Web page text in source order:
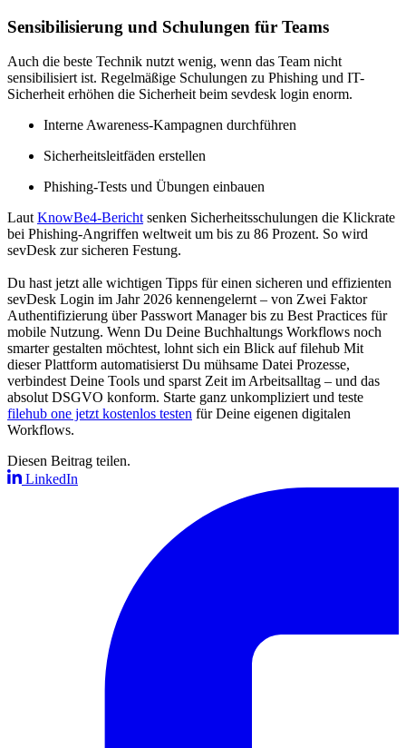
Sensibilisierung und Schulungen für Teams
Auch die beste Technik nutzt wenig, wenn das Team nicht
sensibilisiert ist. Regelmäßige Schulungen zu Phishing und IT-
Sicherheit erhöhen die Sicherheit beim sevdesk login enorm.
Interne Awareness-Kampagnen durchführen
Sicherheitsleitfäden erstellen
Phishing-Tests und Übungen einbauen
Laut KnowBe4-Bericht senken Sicherheitsschulungen die Klickrate
bei Phishing-Angriffen weltweit um bis zu 86 Prozent. So wird
sevDesk zur sicheren Festung.
Du hast jetzt alle wichtigen Tipps für einen sicheren und effizienten
sevDesk Login im Jahr 2026 kennengelernt – von Zwei Faktor
Authentifizierung über Passwort Manager bis zu Best Practices für
mobile Nutzung. Wenn Du Deine Buchhaltungs Workflows noch
smarter gestalten möchtest, lohnt sich ein Blick auf filehub Mit
dieser Plattform automatisierst Du mühsame Datei Prozesse,
verbindest Deine Tools und sparst Zeit im Arbeitsalltag – und das
absolut DSGVO konform. Starte ganz unkompliziert und teste
filehub one jetzt kostenlos testen für Deine eigenen digitalen
Workflows.
Diesen Beitrag teilen.
LinkedIn